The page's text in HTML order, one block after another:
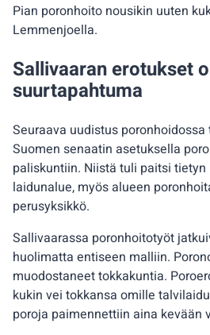
Pian poronhoito nousikin uuten
Lemmenjoella.
Sallivaaran erotukset
suurtapahtuma
Seuraava uudistus
Suomen senaatin asetuksella
paliskuntiin. Niistä tuli paitsi
laidunalue, myös alueen
perusyksikkö.
Sallivaarassa poronhoitotyöt
huolimatta entiseen malliin.
muodostaneet tokkakuntia.
kukin vei tokkansa omille
poroja paimennettiin aina kevään